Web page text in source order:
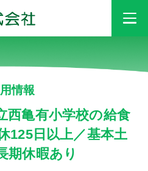
取り組み
情報
西亀有小学校の給食
125日以上／基本土
期休暇あり